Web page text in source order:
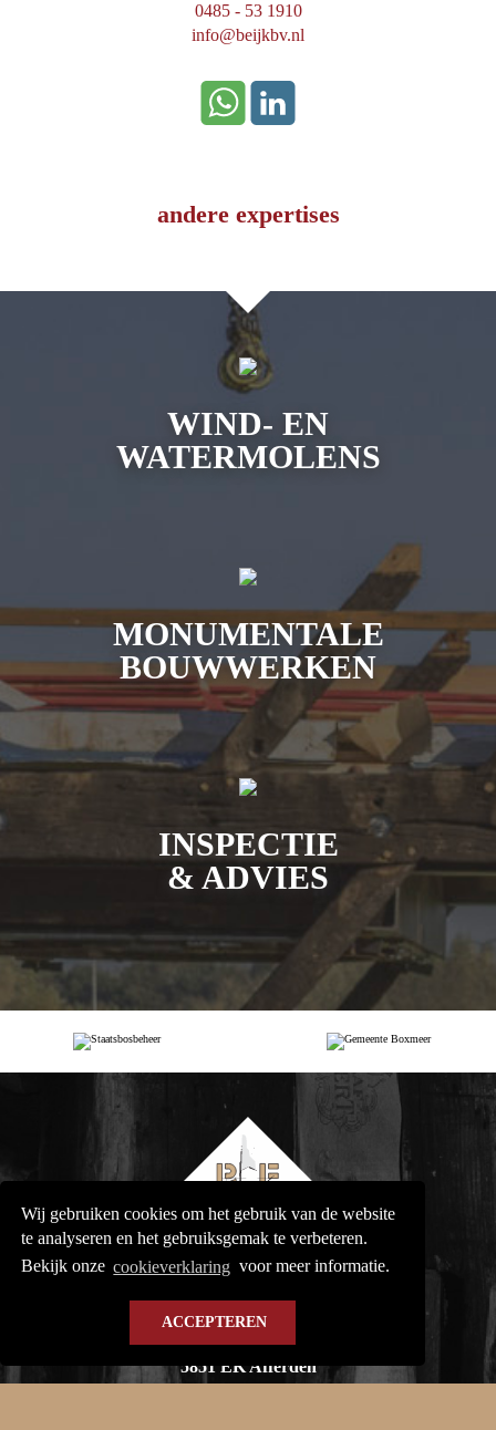
Wij gebruiken cookies om het gebruik van de website
te analyseren en het gebruiksgemak te verbeteren.
Bekijk onze cookieverklaring voor meer informatie.
ACCEPTEREN
0485 - 53 1910
info@beijkbv.nl
andere expertises
WIND- EN
WATERMOLENS
MONUMENTALE
BOUWWERKEN
INSPECTIE
& ADVIES
Beijk B.V.
5851 EK Afferden